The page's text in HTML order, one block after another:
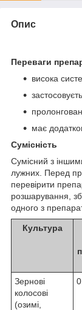
Опис
Переваги
висока
має
Сумісність
Сумісний з
лужних. Перед
перевірити
розшарування,
одного з
Культура
Зернові
колосові
(озимі,